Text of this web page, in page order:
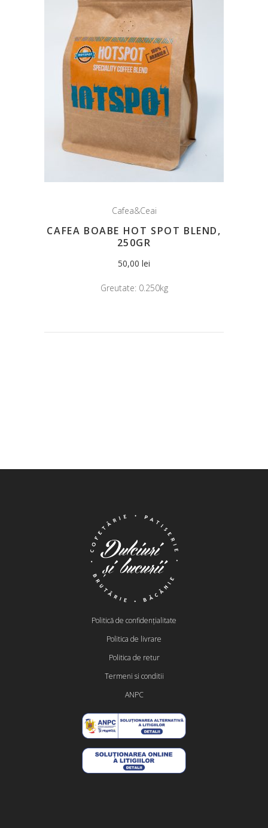
Cafea&Ceai
CAFEA BOABE HOT SPOT BLEND,
250GR
50,00 lei
Greutate: 0.250kg
Politică de confidențialitate
Politica de livrare
Politica de retur
Termeni si conditii
ANPC